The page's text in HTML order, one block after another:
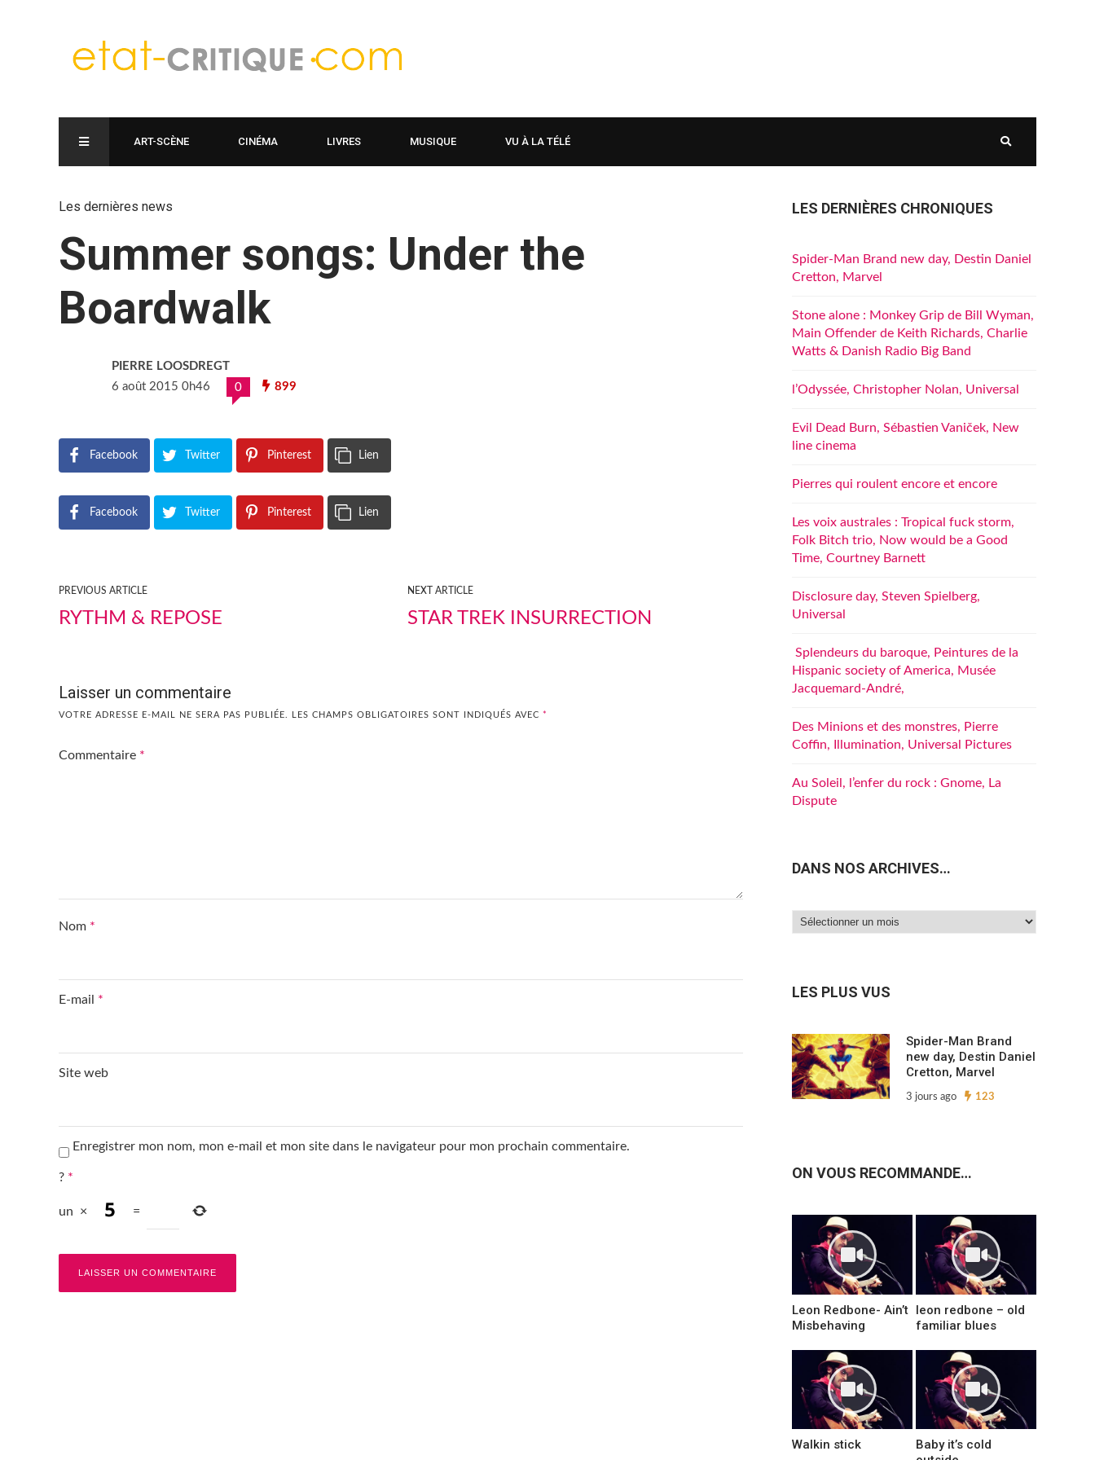
ART-SCÈNE CINÉMA LIVRES MUSIQUE VU À LA TÉLÉ
Les dernières news
Summer songs: Under the
Boardwalk
PIERRE LOOSDREGT
6 août 2015 0h46
0 899
Facebook Twitter Pinterest Lien
Facebook Twitter Pinterest Lien
PREVIOUS ARTICLE
RYTHM & REPOSE
NEXT ARTICLE
STAR TREK INSURRECTION
Laisser un commentaire
VOTRE ADRESSE E-MAIL NE SERA PAS PUBLIÉE. LES CHAMPS OBLIGATOIRES SONT INDIQUÉS AVEC *
Commentaire *
Nom *
E-mail *
Site web
Enregistrer mon nom, mon e-mail et mon site dans le navigateur pour mon prochain commentaire.
? *
un × =
LES DERNIÈRES CHRONIQUES
Spider-Man Brand new day, Destin Daniel
Cretton, Marvel
Stone alone : Monkey Grip de Bill Wyman,
Main Offender de Keith Richards, Charlie
Watts & Danish Radio Big Band
l’Odyssée, Christopher Nolan, Universal
Evil Dead Burn, Sébastien Vaniček, New
line cinema
Pierres qui roulent encore et encore
Les voix australes : Tropical fuck storm,
Folk Bitch trio, Now would be a Good
Time, Courtney Barnett
Disclosure day, Steven Spielberg,
Universal
Splendeurs du baroque, Peintures de la
Hispanic society of America, Musée
Jacquemard-André,
Des Minions et des monstres, Pierre
Coffin, Illumination, Universal Pictures
Au Soleil, l’enfer du rock : Gnome, La
Dispute
DANS NOS ARCHIVES…
Dans
LES PLUS VUS
Spider-Man Brand
new day, Destin Daniel
Cretton, Marvel
3 jours ago 123
ON VOUS RECOMMANDE…
Leon Redbone- Ain’t
Misbehaving
leon redbone – old
familiar blues
Walkin stick
Baby it’s cold